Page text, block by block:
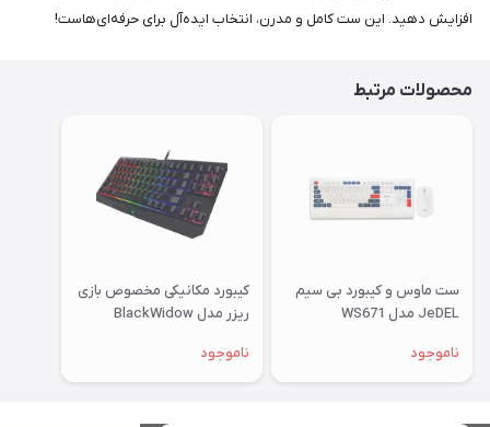
افزایش دهید. این ست کامل و مدرن، انتخاب ایده‌آل برای حرفه‌ای‌هاست!
محصولات مرتبط
ست ماوس و کیبورد بی سیم
JeDEL مدل WS671
ناموجود
کیبورد مکانیکی مخصوص بازی
ریزر مدل BlackWidow
Chroma V2 with Orange
Switch
ناموجود